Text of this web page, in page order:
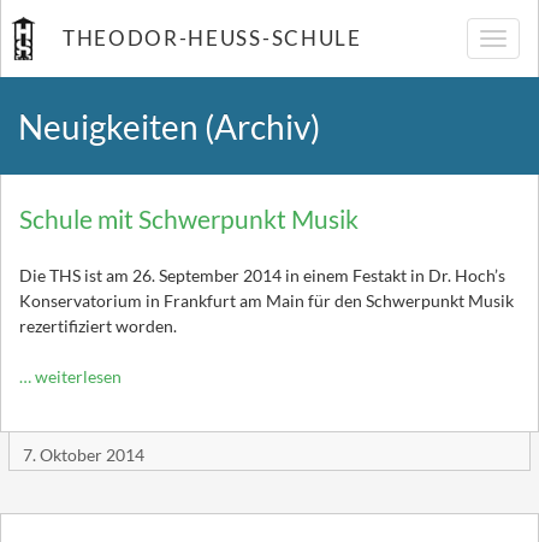
THEODOR-HEUSS-SCHULE
Neuigkeiten (Archiv)
Schule mit Schwerpunkt Musik
Die THS ist am 26. September 2014 in einem Festakt in Dr. Hoch’s
Konservatorium in Frankfurt am Main für den Schwerpunkt Musik
rezertifiziert worden.
… weiterlesen
7. Oktober 2014